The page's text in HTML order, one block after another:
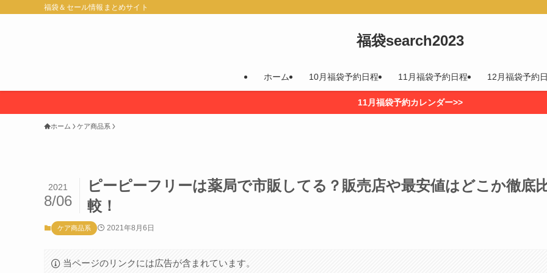
福袋＆セール情報まとめサイト
福袋search2023
ホーム 10月福袋予約日程 11月福袋予約日程 12月福袋予約
11月福袋予約カレンダー>>
ホーム ケア商品系
ピーピーフリーは薬局で市販してる？販売店や最安値はどこか徹底
較！
2021
8/06
ケア商品系 2021年8月6日
当ページのリンクには広告が含まれています。